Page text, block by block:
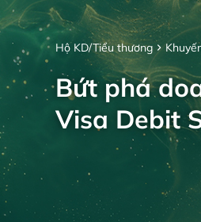
Hộ KD/Tiểu thương
Bứt phá
Visa Debit